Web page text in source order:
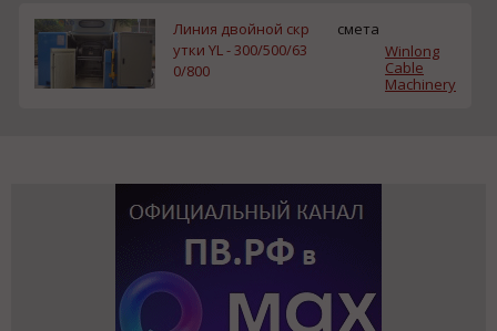
Линия двойной скр
утки YL - 300/500/63
0/800
смета
Winlong
Cable
Machinery